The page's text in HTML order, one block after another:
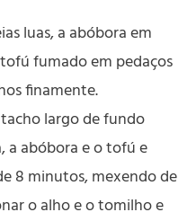
luas, a abóbora em
fumado em pedaços
finamente.
largo de fundo
a abóbora e o tofú e
8 minutos, mexendo de
o alho e o tomilho e